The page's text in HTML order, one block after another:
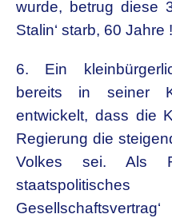
wurde, betrug diese
Stalin‘ starb, 60 Jahre
6. Ein
bereits in seiner
entwickelt, dass die
Regierung die
Volkes sei. Als